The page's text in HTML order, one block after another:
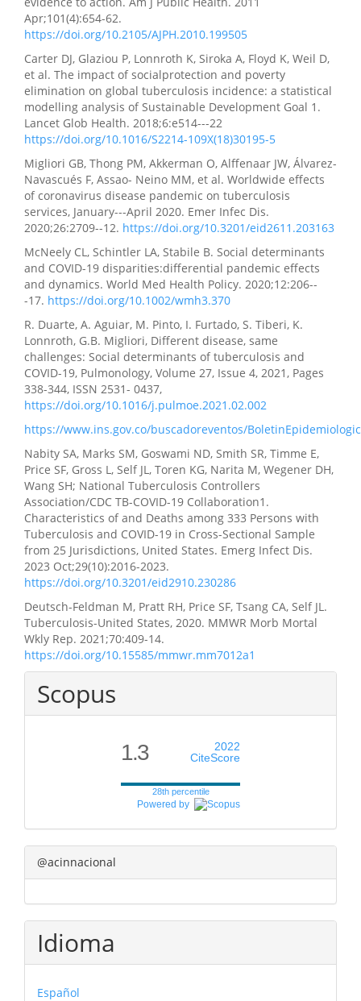
Apr;101(4):654-62.
https://doi.org/10.2105/AJPH.2010.199505
Carter DJ, Glaziou P, Lonnroth K, Siroka A, Floyd K, Weil D,
et al. The impact of socialprotection and poverty
elimination on global tuberculosis incidence: a statistical
modelling analysis of Sustainable Development Goal 1.
Lancet Glob Health. 2018;6:e514---22
https://doi.org/10.1016/S2214-109X(18)30195-5
Migliori GB, Thong PM, Akkerman O, Alffenaar JW, Álvarez-
Navascués F, Assao- Neino MM, et al. Worldwide effects
of coronavirus disease pandemic on tuberculosis
services, January---April 2020. Emer Infec Dis.
2020;26:2709--12. https://doi.org/10.3201/eid2611.203163
McNeely CL, Schintler LA, Stabile B. Social determinants
and COVID-19 disparities:differential pandemic effects
and dynamics. World Med Health Policy. 2020;12:206--
-17. https://doi.org/10.1002/wmh3.370
R. Duarte, A. Aguiar, M. Pinto, I. Furtado, S. Tiberi, K.
Lonnroth, G.B. Migliori, Different disease, same
challenges: Social determinants of tuberculosis and
COVID-19, Pulmonology, Volume 27, Issue 4, 2021, Pages
338-344, ISSN 2531- 0437,
https://doi.org/10.1016/j.pulmoe.2021.02.002
https://www.ins.gov.co/buscadoreventos/
Nabity SA, Marks SM, Goswami ND, Smith SR, Timme E,
Price SF, Gross L, Self JL, Toren KG, Narita M, Wegener DH,
Wang SH; National Tuberculosis Controllers
Association/CDC TB-COVID-19 Collaboration1.
Characteristics of and Deaths among 333 Persons with
Tuberculosis and COVID-19 in Cross-Sectional Sample
from 25 Jurisdictions, United States. Emerg Infect Dis.
2023 Oct;29(10):2016-2023.
https://doi.org/10.3201/eid2910.230286
Deutsch-Feldman M, Pratt RH, Price SF, Tsang CA, Self JL.
Tuberculosis-United States, 2020. MMWR Morb Mortal
Wkly Rep. 2021;70:409-14.
https://doi.org/10.15585/mmwr.mm7012a1
Scopus
1.3
2022
CiteScore
28th percentile
Powered by
@acinnacional
Idioma
Español